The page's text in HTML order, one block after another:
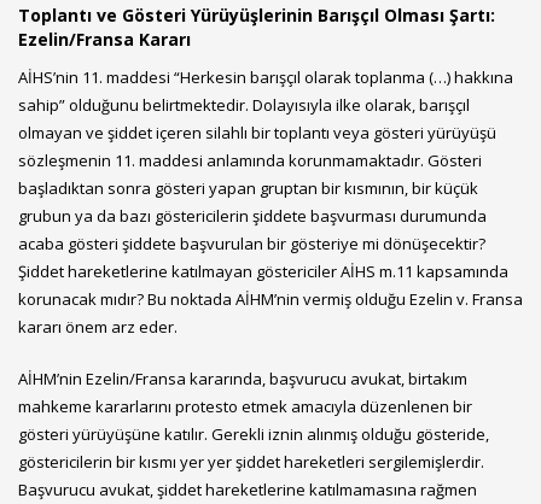
Toplantı ve Gösteri Yürüyüşlerinin Barışçıl Olması Şartı:
Ezelin/Fransa Kararı
AİHS’nin 11. maddesi “Herkesin barışçıl olarak toplanma (…) hakkına
sahip” olduğunu belirtmektedir. Dolayısıyla ilke olarak, barışçıl
olmayan ve şiddet içeren silahlı bir toplantı veya gösteri yürüyüşü
sözleşmenin 11. maddesi anlamında korunmamaktadır. Gösteri
başladıktan sonra gösteri yapan gruptan bir kısmının, bir küçük
grubun ya da bazı göstericilerin şiddete başvurması durumunda
acaba gösteri şiddete başvurulan bir gösteriye mi dönüşecektir?
Şiddet hareketlerine katılmayan göstericiler AİHS m.11 kapsamında
korunacak mıdır? Bu noktada AİHM’nin vermiş olduğu Ezelin v. Fransa
kararı önem arz eder.
AİHM’nin Ezelin/Fransa kararında, başvurucu avukat, birtakım
mahkeme kararlarını protesto etmek amacıyla düzenlenen bir
gösteri yürüyüşüne katılır. Gerekli iznin alınmış olduğu gösteride,
göstericilerin bir kısmı yer yer şiddet hareketleri sergilemişlerdir.
Başvurucu avukat, şiddet hareketlerine katılmamasına rağmen